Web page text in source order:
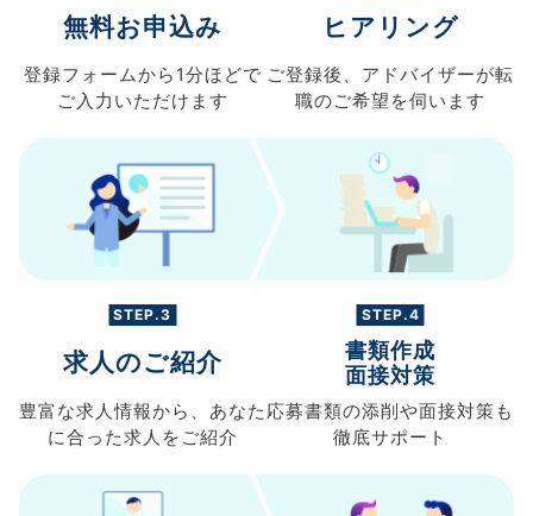
無料お申込み
登録フォームから 1分ほどで
ご入力 いただけます
ヒアリング
ご登録後、 アドバイザーが転
職のご希望を伺います
STEP.3
求人のご紹介
豊富な求人情報から、 あなた
に合った求人を ご紹介
STEP.4
書類作成
面接対策
応募書類の添削や面接対策も
徹底サポート